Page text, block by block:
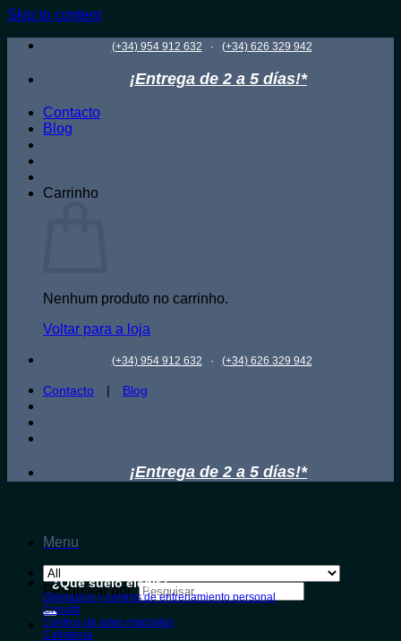
Skip to content
(+34) 954 912 632 · (+34) 626 329 942
¡Entrega de 2 a 5 días!*
Contacto
Blog
Carrinho
Nenhum produto no carrinho.
Voltar para a loja
(+34) 954 912 632 · (+34) 626 329 942
Contacto | Blog
¡Entrega de 2 a 5 días!*
Menu
Pesquisar por:
¿Qué suelo elegir?
Gimnasios y centros de entrenamiento personal
Crossfit
Centros de artes marciales
Calistenia